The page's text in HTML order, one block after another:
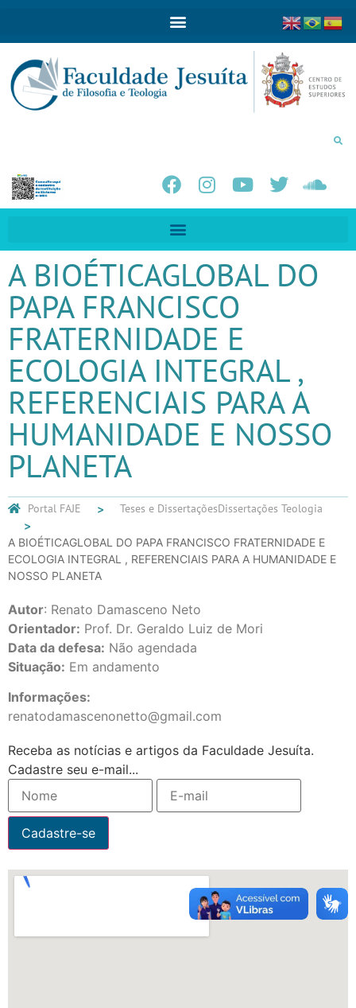
A BIOÉTICAGLOBAL DO
PAPA FRANCISCO
FRATERNIDADE E
ECOLOGIA INTEGRAL ,
REFERENCIAIS PARA A
HUMANIDADE E NOSSO
PLANETA
Portal FAJE Teses e DissertaçõesDissertações Teologia
A BIOÉTICAGLOBAL DO PAPA FRANCISCO FRATERNIDADE E
ECOLOGIA INTEGRAL , REFERENCIAIS PARA A HUMANIDADE E
NOSSO PLANETA
Autor: Renato Damasceno Neto
Orientador: Prof. Dr. Geraldo Luiz de Mori
Data da defesa: Não agendada
Situação: Em andamento
Informações:
renatodamascenonetto@gmail.com
Receba as notícias e artigos da Faculdade Jesuíta.
Cadastre seu e-mail...